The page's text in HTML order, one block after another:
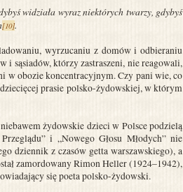
widziała wyraz niektórych twarzy, gdybyś
[10].
wyrzucaniu z domów i odbieraniu
i sąsiadów, którzy zastraszeni, nie reagowali,
w obozie koncentracyjnym. Czy pani wie, co
prasie polsko-żydowskiej, w którym
żydowskie dzieci w Polsce podzielą
i „Nowego Głosu Młodych” nie
dziennik z czasów getta warszawskiego), a
zamordowany Rimon Heller (1924–1942),
się poeta polsko-żydowski.